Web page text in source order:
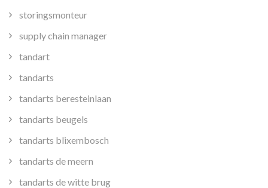
storingsmonteur
supply chain manager
tandart
tandarts
tandarts beresteinlaan
tandarts beugels
tandarts blixembosch
tandarts de meern
tandarts de witte brug